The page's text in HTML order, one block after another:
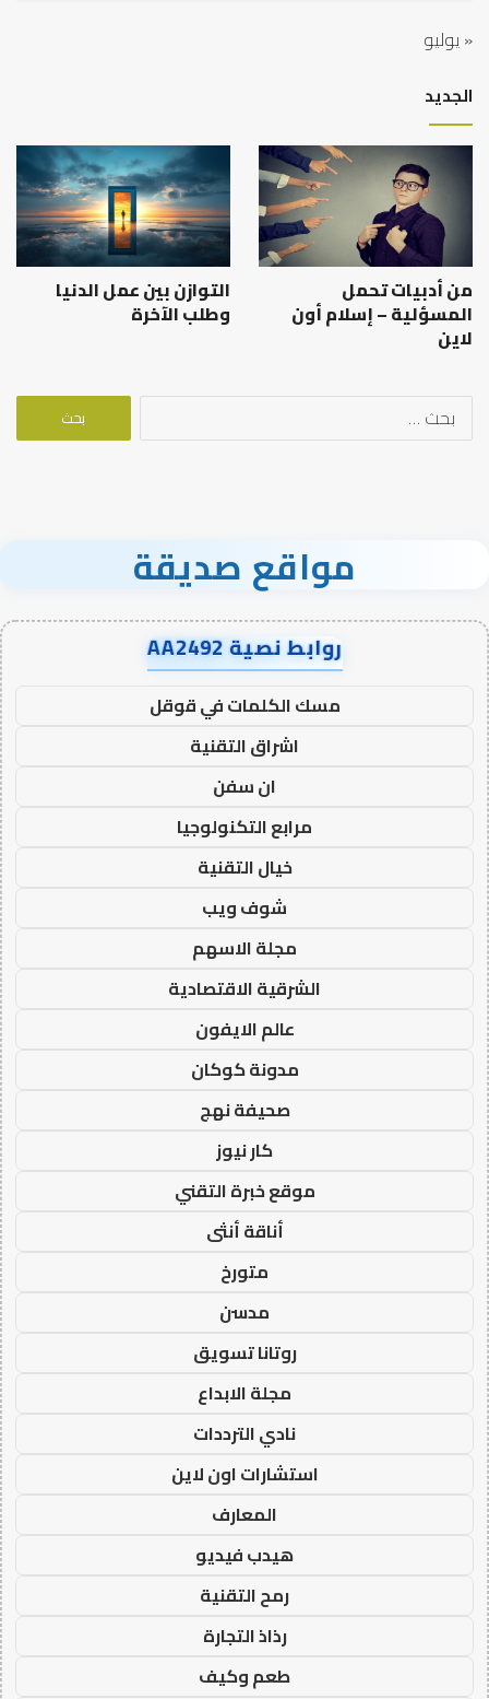
« يوليو
الجديد
من أدبيات تحمل
المسؤلية – إسلام أون
لاين
التوازن بين عمل الدنيا
وطلب الآخرة
البحث
مواقع صديقة
روابط نصية AA2492
مسك الكلمات في قوقل
اشراق التقنية
ان سفن
مرابع التكنولوجيا
خيال التقنية
شوف ويب
مجلة الاسهم
الشرقية الاقتصادية
عالم الايفون
مدونة كوكان
صحيفة نهج
كار نيوز
موقع خبرة التقني
أناقة أنثى
متورخ
مدسن
روتانا تسويق
مجلة الابداع
نادي الترددات
استشارات اون لاين
المعارف
هيدب فيديو
رمح التقنية
رذاذ التجارة
طعم وكيف